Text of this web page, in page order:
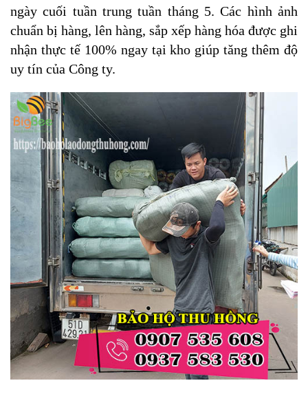
ngày cuối tuần trung tuần tháng 5. Các hình ảnh
chuẩn bị hàng, lên hàng, sắp xếp hàng hóa được ghi
nhận thực tế 100% ngay tại kho giúp tăng thêm độ
uy tín của Công ty.